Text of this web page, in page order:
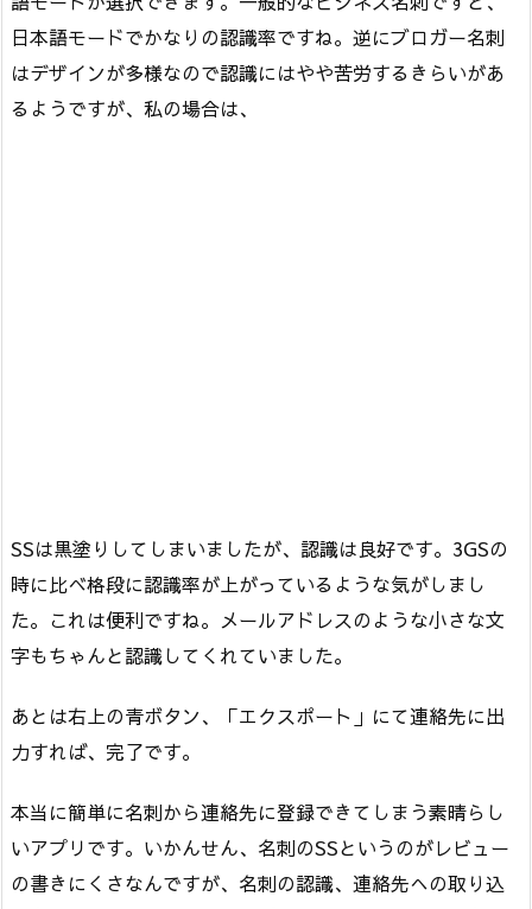
日本語モードでかなりの認識率ですね。逆にブロガー名刺
はデザインが多様なので認識にはやや苦労するきらいがあ
るようですが、私の場合は、
SSは黒塗りしてしまいましたが、認識は良好です。3GSの
時に比べ格段に認識率が上がっているような気がしまし
た。これは便利ですね。メールアドレスのような小さな文
字もちゃんと認識してくれていました。
あとは右上の青ボタン、「エクスポート」にて連絡先に出
力すれば、完了です。
本当に簡単に名刺から連絡先に登録できてしまう素晴らし
いアプリです。いかんせん、名刺のSSというのがレビュー
の書きにくさなんですが、名刺の認識、連絡先への取り込